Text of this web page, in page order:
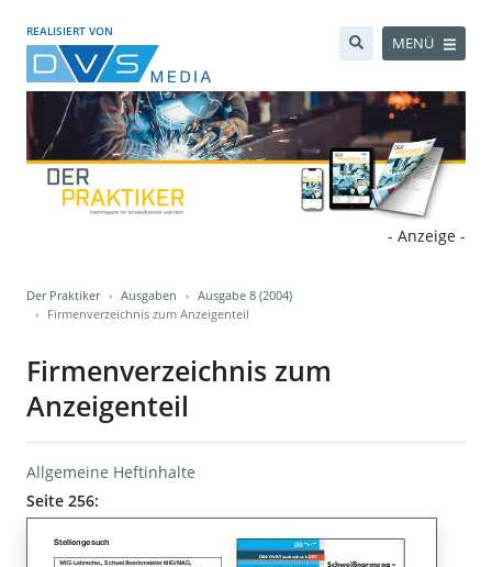
REALISIERT VON
MENÜ
- Anzeige -
Der Praktiker Ausgaben
Ausgabe 8 (2004)
Firmenverzeichnis zum Anzeigenteil
Firmenverzeichnis zum
Anzeigenteil
Allgemeine Heftinhalte
Seite 256: